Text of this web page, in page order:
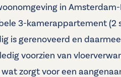
in
3-kamerappartement (2
is gerenoveerd en
voorzien van
zorgt voor een